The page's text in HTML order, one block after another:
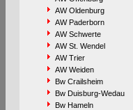
AW Oldenburg
AW Paderborn
AW Schwerte
AW St. Wendel
AW Trier
AW Weiden
Bw Crailsheim
Bw Duisburg-Wedau
Bw Hameln